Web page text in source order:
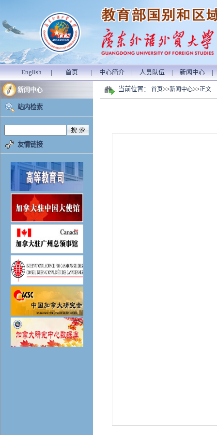
English | 首页 | 中心简介 | 人员队伍 | 新闻中心 |
新闻中心
站内检索
友情链接
当前位置： 首页>>新闻中心>>正文